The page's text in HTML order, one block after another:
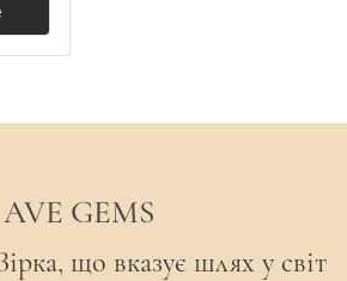
AVE GEMS
що вказує шлях у світ